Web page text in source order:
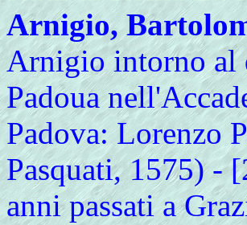
Arnigio,
Arnigio intorno al
Padoua
Padova: Lorenzo
Pasquati, 1575) -
anni passati a